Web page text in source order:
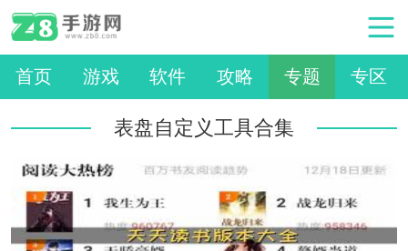
首页 游戏 软件 攻略 专题 专区
表盘自定义工具合集